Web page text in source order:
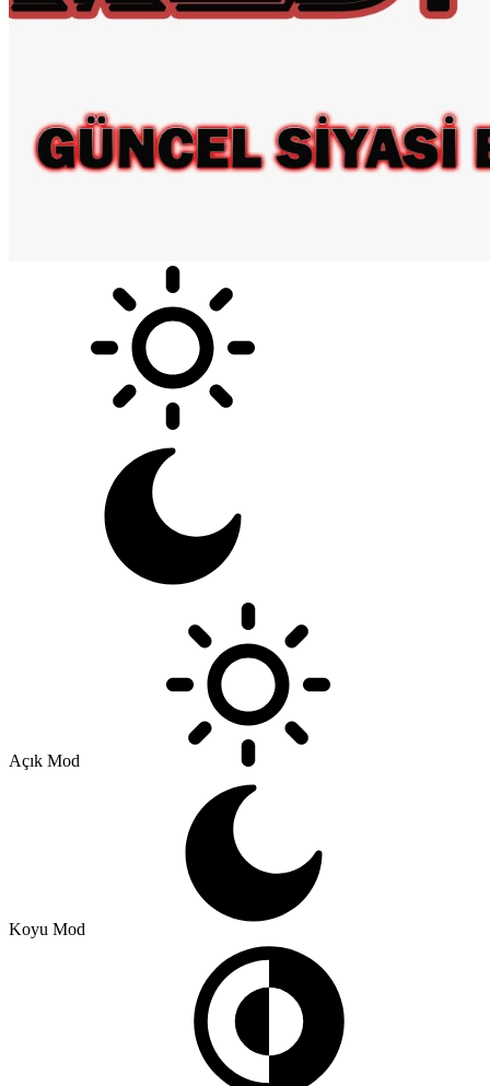
Açık Mod
Koyu Mod